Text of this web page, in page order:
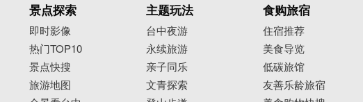
景点探索
即时影像
热门TOP10
景点快搜
旅游地图
主题玩法
台中夜游
永续旅游
亲子同乐
文青探索
食购旅宿
住宿推荐
美食导览
低碳旅馆
友善乐龄旅宿